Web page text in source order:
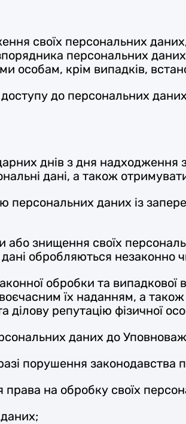
своїх персональних
персональних
особам, крім випадків,
до персональних
днів з дня надходження
дані, а також
персональних даних із
знищення своїх
обробляються незаконно
обробки та
їх наданням, а також
ділову репутацію фізичної
даних до
порушення законодавства
на обробку своїх